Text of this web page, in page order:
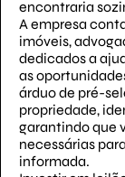
encontraria
A empresa
imóveis,
dedicados a
as
árduo de pré-
propriedade,
garantindo que
necessárias
informada.